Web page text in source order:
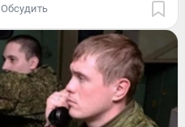
Обсудить